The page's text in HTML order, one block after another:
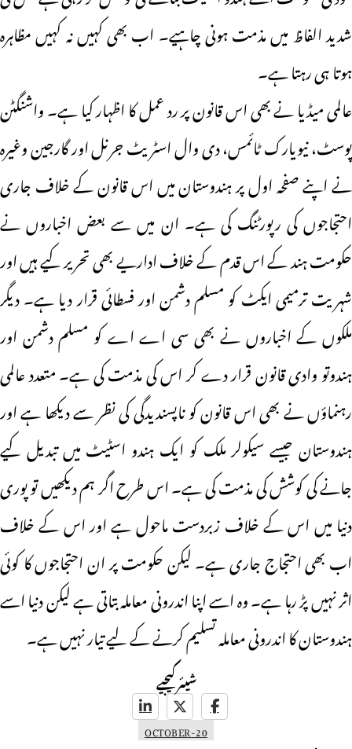
شدید الفاظ میں مذمت ہونی چاہیے۔ اب بھی کہیں نہ کہیں مظاہرہ
ہوتا ہی رہتا ہے۔
عالمی میڈیا نے بھی اس قانون پر رد عمل کا اظہار کیا ہے۔ واشنگٹن
پوسٹ، نیویارک ٹائمس، دی وال اسٹریٹ جرنل اور گارجین وغیرہ
نے اپنے صفحہ اول پر ہندوستان میں اس قانون کے خلاف جاری
احتجاجوں کی رپورٹنگ کی ہے۔ ان میں سے بعض اخباروں نے
حکومت ہند کے اس قدم کے خلاف اداریے بھی تحریر کیے ہیں اور
شہریت ترمیمی ایکٹ کو مسلم دشمن اور فسطائی قرار دیا ہے۔ دیگر
ملکوں کے اخباروں نے بھی سی اے اے کو مسلم دشمن اور
ہندوتو وادی قانون قرار دے کر اس کی مذمت کی ہے۔ متعدد عالمی
رہنماؤں نے بھی اس قانون کو ناپسندیدگی کی نظر سے دیکھا ہے اور
ہندوستان جیسے سیکولر ملک کو ایک ہندو اسٹیٹ میں تبدیل کیے
جانے کی کوشش کی مذمت کی ہے۔ اس طرح اگر ہم دیکھیں تو پوری
دنیا میں اس کے خلاف زبردست ماحول ہے اور اس کے خلاف
اب بھی احتجاج جاری ہے۔ لیکن حکومت پر ان احتجاجوں کا کوئی
اثر نہیں پڑ رہا ہے۔ وہ اسے اپنا اندرونی معاملہ بتاتی ہے لیکن دنیا اسے
ہندوستان کا اندرونی معاملہ تسلیم کرنے کے لیے تیار نہیں ہے۔
شیئر کیجیے
OCTOBER-20